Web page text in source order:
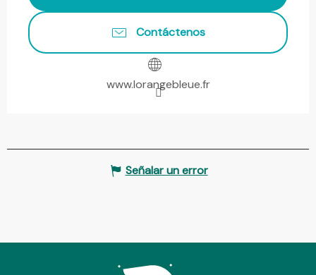
Contáctenos
www.lorangebleue.fr
Señalar un error